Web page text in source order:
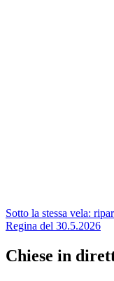
Sotto la stessa vela:
Regina del 30.5.2026
Chiese in